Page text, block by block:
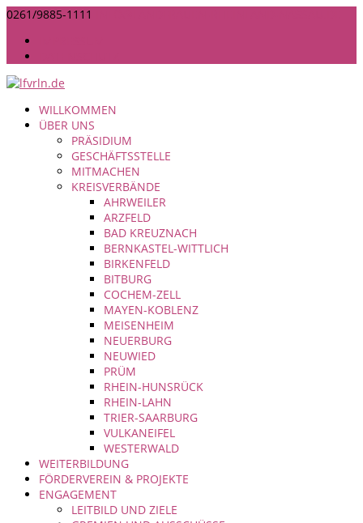
0261/9885-1111
WILLKOMMEN
ÜBER UNS
PRÄSIDIUM
GESCHÄFTSSTELLE
MITMACHEN
KREISVERBÄNDE
AHRWEILER
ARZFELD
BAD KREUZNACH
BERNKASTEL-WITTLICH
BIRKENFELD
BITBURG
COCHEM-ZELL
MAYEN-KOBLENZ
MEISENHEIM
NEUERBURG
NEUWIED
PRÜM
RHEIN-HUNSRÜCK
RHEIN-LAHN
TRIER-SAARBURG
VULKANEIFEL
WESTERWALD
WEITERBILDUNG
FÖRDERVEREIN & PROJEKTE
ENGAGEMENT
LEITBILD UND ZIELE